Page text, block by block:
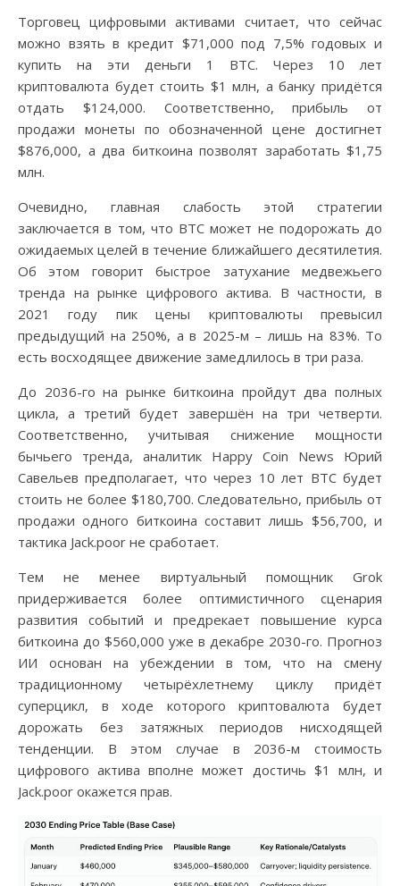
Торговец цифровыми активами считает, что сейчас
можно взять в кредит $71,000 под 7,5% годовых и
купить на эти деньги 1 BTC. Через 10 лет
криптовалюта будет стоить $1 млн, а банку придётся
отдать $124,000. Соответственно, прибыль от
продажи монеты по обозначенной цене достигнет
$876,000, а два биткоина позволят заработать $1,75
млн.
Очевидно, главная слабость этой стратегии
заключается в том, что BTC может не подорожать до
ожидаемых целей в течение ближайшего десятилетия.
Об этом говорит быстрое затухание медвежьего
тренда на рынке цифрового актива. В частности, в
2021 году пик цены криптовалюты превысил
предыдущий на 250%, а в 2025-м – лишь на 83%. То
есть восходящее движение замедлилось в три раза.
До 2036-го на рынке биткоина пройдут два полных
цикла, а третий будет завершён на три четверти.
Соответственно, учитывая снижение мощности
бычьего тренда, аналитик Happy Coin News Юрий
Савельев предполагает, что через 10 лет BTC будет
стоить не более $180,700. Следовательно, прибыль от
продажи одного биткоина составит лишь $56,700, и
тактика Jack.poor не сработает.
Тем не менее виртуальный помощник Grok
придерживается более оптимистичного сценария
развития событий и предрекает повышение курса
биткоина до $560,000 уже в декабре 2030-го. Прогноз
ИИ основан на убеждении в том, что на смену
традиционному четырёхлетнему циклу придёт
суперцикл, в ходе которого криптовалюта будет
дорожать без затяжных периодов нисходящей
тенденции. В этом случае в 2036-м стоимость
цифрового актива вполне может достичь $1 млн, и
Jack.poor окажется прав.